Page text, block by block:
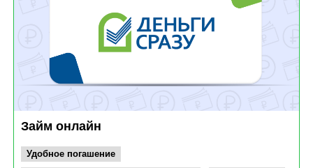
Займ онлайн
Удобное погашение